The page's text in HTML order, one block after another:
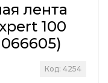
лента
100
Код: 4254